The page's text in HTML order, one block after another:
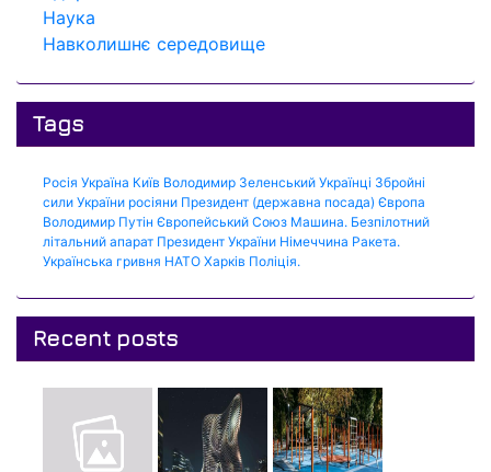
Наука
Навколишнє середовище
Tags
Росія Україна Київ Володимир Зеленський Українці Збройні
сили України росіяни Президент (державна посада) Європа
Володимир Путін Європейський Союз Машина. Безпілотний
літальний апарат Президент України Німеччина Ракета.
Українська гривня НАТО Харків Поліція.
Recent posts